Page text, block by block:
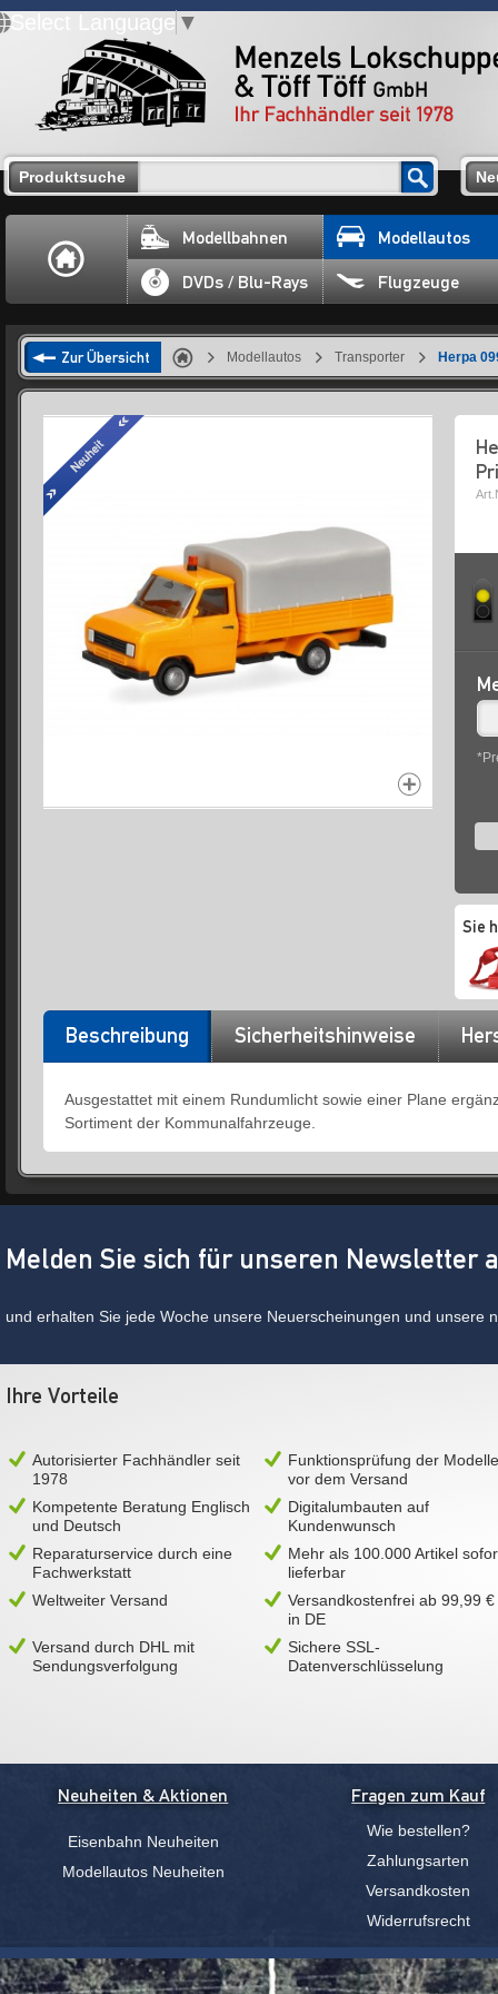
Select Language ▼
Produktsuche
Modellbahnen Modellautos
DVDs / Blu-Rays Flugzeuge
Zur Übersicht Modellautos Transporter Herpa
Sie
Beschreibung Sicherheitshinweise
Ausgestattet mit einem Rundumlicht sowie einer Plane
Sortiment der Kommunalfahrzeuge.
Melden Sie sich für unseren Newsletter
und erhalten Sie jede Woche unsere Neuerscheinungen und unsere
Ihre Vorteile
Autorisierter Fachhändler seit
1978
Funktionsprüfung der Modelle
vor dem Versand
Kompetente Beratung Englisch
und Deutsch
Digitalumbauten auf
Kundenwunsch
Reparaturservice durch eine
Fachwerkstatt
Mehr als 100.000 Artikel
lieferbar
Weltweiter Versand
Versandkostenfrei ab 99,99 €
in DE
Versand durch DHL mit
Sendungsverfolgung
Sichere SSL-
Datenverschlüsselung
Neuheiten & Aktionen
Eisenbahn Neuheiten
Modellautos Neuheiten
Fragen zum Kauf
Wie bestellen?
Zahlungsarten
Versandkosten
Widerrufsrecht